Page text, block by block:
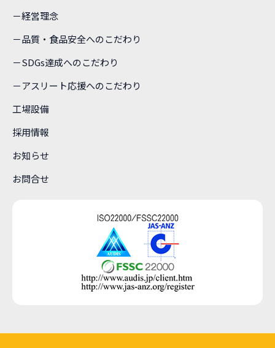
－経営理念
－品質・食品安全へのこだわり
－SDGs達成へのこだわり
－アスリート応援へのこだわり
工場設備
採用情報
お知らせ
お問合せ